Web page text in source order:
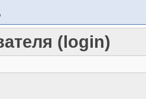
(login)